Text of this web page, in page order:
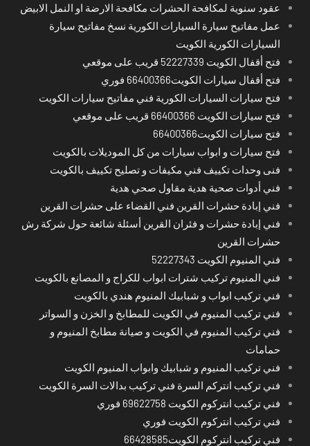
عقود سنوية لمكافحة الحشرات مكافحة الارضة او النمل الابيض
عمل مفاتيح سيارة السيارات الكورية نسخ مفاتيح سيارة
السيارات الكورية الكويت
فتح أقفال الكويت 52227339 قريب على موقعي
فتح أقفال سيارات الكويت66400366 فوري
فتح سيارات السيارات الكورية فني مفاتيح سيارات الكويت
فتح سيارات الكويت 66400366 قريب على موقعي
فتح سيارات الكويت66400366
فتح سيارات و ابواب سيارات من كل الموديلات بالكويت
فنى وحدات تكييف فني مكيفات و تصليح تكييف بالكويت
فني أدوات صحية هدية مقاول صحي هدية
فني إبادة حشرات القرين فني القضاء على حشرات القرين
فني إبادة حشرات و فئران القرين أسئلة شائعة حول شركة رش
حشرات القرين
فني المنيوم الكويت 52227343
فني المنيوم تركيب شترات ابواب للكراج و المصانع بالكويت
فني تركيب ابواب و شبابيك المنيوم هندي بالكويت
فني تركيب المنيوم في الكويت للمطابخ و الخزن و السواتر
فني تركيب المنيوم في الكويت و صيانة مطابخ المنيوم و
حمامات
فني تركيب المنيوم و شبابيك وابواب المنيوم الكويت
فني تركيب انتركم السرة فني تركيب بدالات السرة الكويت
فني تركيب انتركوم الكويت 69622758 فوري
فني تركيب انتركوم الكويت فوري
فني تركيب انتركوم الكويت66428585